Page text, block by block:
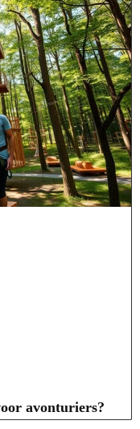
avonturiers?